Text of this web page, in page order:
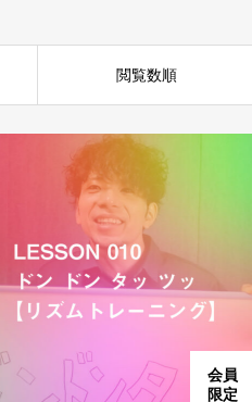
閲覧数順